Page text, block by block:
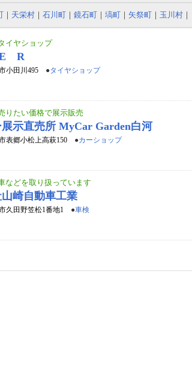
｜ 天栄村 ｜ 石川町 ｜ 鏡石町 ｜ 塙町 ｜ 矢祭町 ｜ 玉川村 ｜
イヤショップ
R
小田川495 ●タイヤショップ
りたい価格で展示販売
示直売所 MyCar Garden白河
表郷小松上高萩150 ●カーショップ
などを取り扱っています
崎自動車工業
久田野笠松1番地1 ●車検